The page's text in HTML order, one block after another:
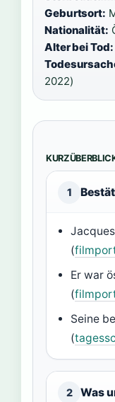
Geburtsort:
Nationalität:
Alter bei Tod:
2022)
1
(
Er war
(
Seine
(
2 Was